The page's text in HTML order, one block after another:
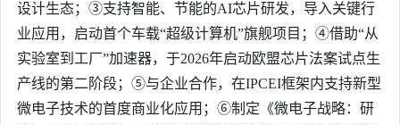
设计生态；③支持智能、节能的AI芯片研发，导入关键行
业应用，启动首个车载“超级计算机”旗舰项目；④借助“从
实验室到工厂”加速器，于2026年启动欧盟芯片法案试点生
产线的第二阶段；⑤与企业合作，在IPCEI框架内支持新型
微电子技术的首度商业化应用；⑥制定《微电子战略：研